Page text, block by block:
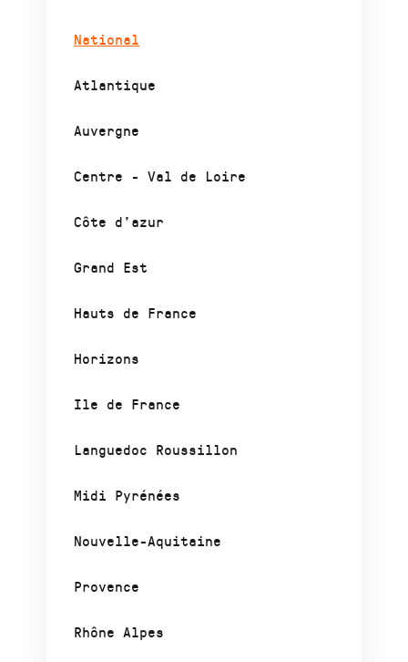
National
Atlantique
Auvergne
Centre - Val de Loire
Côte d’azur
Grand Est
Hauts de France
Horizons
Ile de France
Languedoc Roussillon
Midi Pyrénées
Nouvelle-Aquitaine
Provence
Rhône Alpes